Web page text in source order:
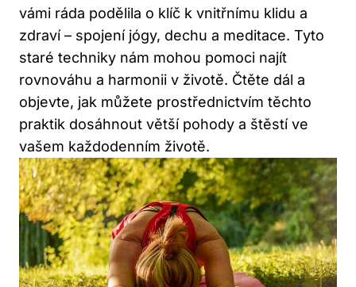
vámi ráda podělila o klíč k vnitřnímu klidu a
zdraví – spojení jógy, dechu a meditace. Tyto
staré techniky nám mohou pomoci najít
rovnováhu a harmonii v životě. Čtěte dál a
objevte, jak můžete prostřednictvím těchto
praktik dosáhnout větší pohody a štěstí ve
vašem každodenním životě.